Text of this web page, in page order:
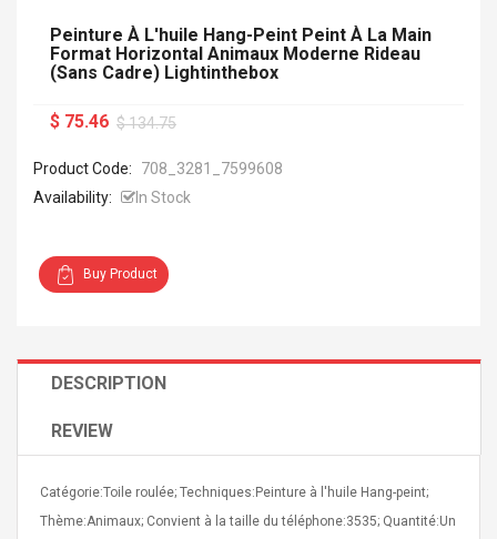
UHF Guitarra
Universal Usb Charger
Peinture À L'huile Hang-Peint Peint À La Main
Format Horizontal Animaux Moderne Rideau
(sans Cadre) Lightinthebox
$ 75.46 $ 134.75
Product Code:
708_3281_7599608
Availability:
In Stock
Buy Product
DESCRIPTION
REVIEW
Catégorie:Toile roulée; Techniques:Peinture à l'huile Hang-peint;
Thème:Animaux; Convient à la taille du téléphone:3535; Quantité:Un